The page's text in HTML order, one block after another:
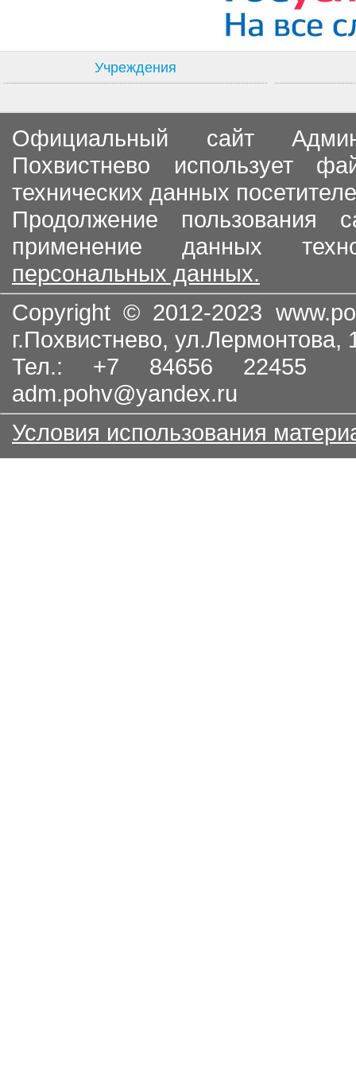
Учреждения
Официальный сайт
Похвистнево использует
технических данных
Продолжение пользования
применение данных
персональных данных.
Copyright © 2012-2023
г.Похвистнево, ул.Лермонтова,
Тел.: +7 84656
adm.pohv@yandex.ru
Условия использования